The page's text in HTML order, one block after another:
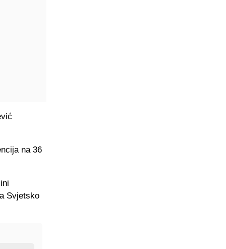
na 36
Svjetsko